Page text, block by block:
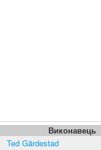
Виконавець
Ted Gärdestad